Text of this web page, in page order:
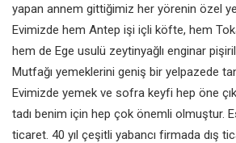
yapan annem gittiğimiz her yörenin özel
Evimizde hem Antep işi içli köfte, hem
hem de Ege usulü zeytinyağlı enginar
Mutfağı yemeklerini geniş bir yelpazede
Evimizde yemek ve sofra keyfi hep öne
tadı benim için hep çok önemli olmuştur.
ticaret. 40 yıl çeşitli yabancı firmada dış